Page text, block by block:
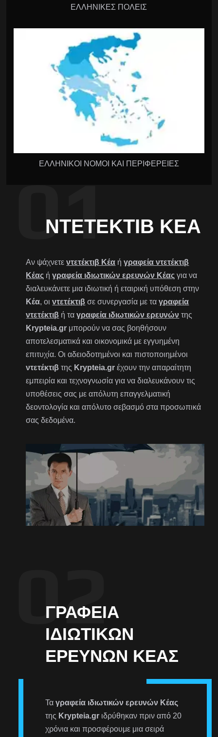
ΕΛΛΗΝΙΚΕΣ ΠΟΛΕΙΣ
ΕΛΛΗΝΙΚΟΙ ΝΟΜΟΙ ΚΑΙ ΠΕΡΙΦΕΡΕΙΕΣ
ΝΤΕΤΈΚΤΙΒ ΚΈΑ
Αν ψάχνετεντετέκτιβ Κέα ήγραφεία ντετέκτιβ
Κέας ήγραφεία ιδιωτικών ερευνών Κέας για να
διαλευκάνετε μια ιδιωτική ή εταιρική υπόθεση στην
Κέα, οιντετέκτιβ σε συνεργασία με ταγραφεία
ντετέκτιβ ή ταγραφεία ιδιωτικών ερευνών της
Krypteia.gr μπορούν να σας βοηθήσουν
αποτελεσματικά και οικονομικά με εγγυημένη
επιτυχία. Οι αδειοδοτημένοι και πιστοποιημένοι
ντετέκτιβ της Krypteia.gr έχουν την απαραίτητη
εμπειρία και τεχνογνωσία για να διαλευκάνουν τις
υποθέσεις σας με απόλυτη επαγγελματική
δεοντολογία και απόλυτο σεβασμό στα προσωπικά
σας δεδομένα.
ΓΡΑΦΕΊΑ
ΙΔΙΩΤΙΚΏΝ
ΕΡΕΥΝΏΝ ΚΈΑΣ
Ταγραφεία ιδιωτικών ερευνών Κέας
της Krypteia.gr ιδρύθηκαν πριν από 20
χρόνια και προσφέρουμε μια σειρά